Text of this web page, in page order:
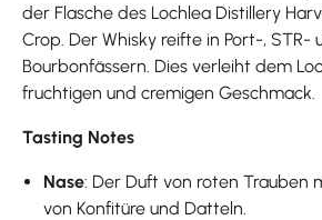
der Flasche des Lochlea Distillery
Crop. Der Whisky reifte in Port-, STR-
Bourbonfässern. Dies verleiht dem
fruchtigen und cremigen Geschmack.
Tasting Notes
Nase: Der Duft von roten Trauben
von Konfitüre und Datteln.